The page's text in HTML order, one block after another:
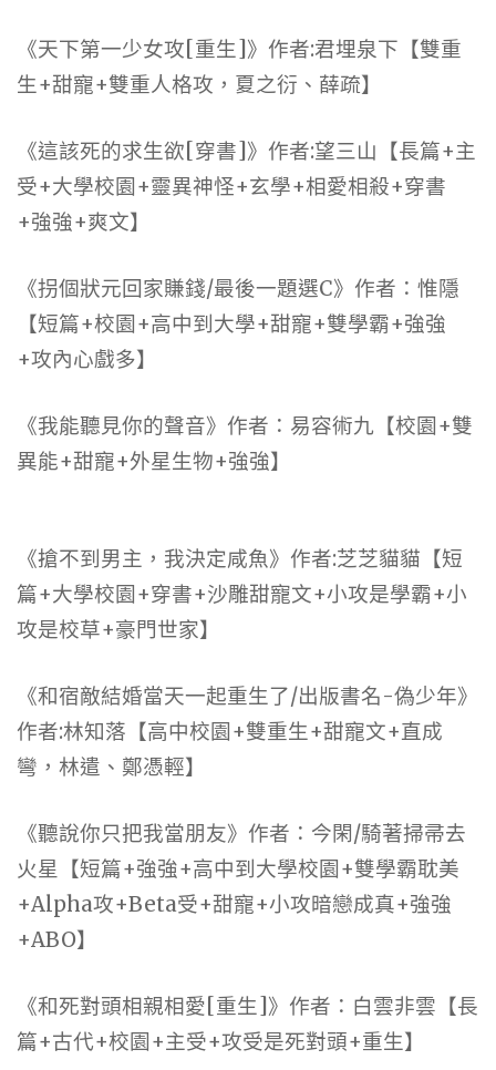
《天下第一少女攻[重生]》作者:君埋泉下【雙重
生+甜寵+雙重人格攻，夏之衍、薛疏】
《這該死的求生欲[穿書]》作者:望三山【長篇+主
受+大學校園+靈異神怪+玄學+相愛相殺+穿書
+強強+爽文】
《拐個狀元回家賺錢/最後一題選C》作者：惟隱
【短篇+校園+高中到大學+甜寵+雙學霸+強強
+攻內心戲多】
《我能聽見你的聲音》作者：易容術九【校園+雙
異能+甜寵+外星生物+強強】
《搶不到男主，我決定咸魚》作者:芝芝貓貓【短
篇+大學校園+穿書+沙雕甜寵文+小攻是學霸+小
攻是校草+豪門世家】
《和宿敵結婚當天一起重生了/出版書名-偽少年》
作者:林知落【高中校園+雙重生+甜寵文+直成
彎，林遣、鄭憑輕】
《聽說你只把我當朋友》作者：今閑/騎著掃帚去
火星【短篇+強強+高中到大學校園+雙學霸耽美
+Alpha攻+Beta受+甜寵+小攻暗戀成真+強強
+ABO】
《和死對頭相親相愛[重生]》作者：白雲非雲【長
篇+古代+校園+主受+攻受是死對頭+重生】